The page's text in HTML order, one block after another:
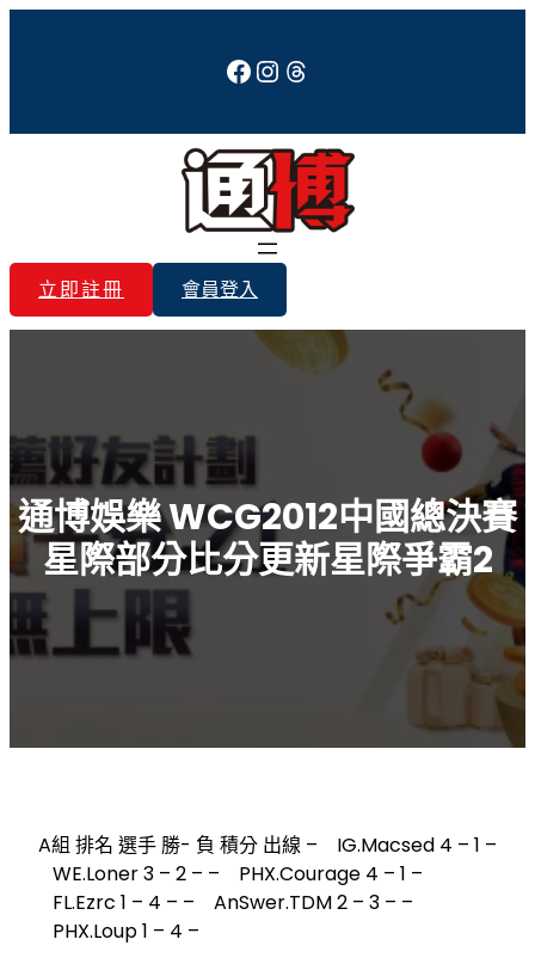
內
Facebook Instagram Threads
立即註冊 會員登入
通博娛樂 WCG2012中國總決賽
星際部分比分更新星際爭霸2
A組 排名 選手 勝- 負 積分 出線 – IG.Macsed 4 – 1 –
WE.Loner 3 – 2 – – PHX.Courage 4 – 1 –
FL.Ezrc 1 – 4 – – AnSwer.TDM 2 – 3 – –
PHX.Loup 1 – 4 –